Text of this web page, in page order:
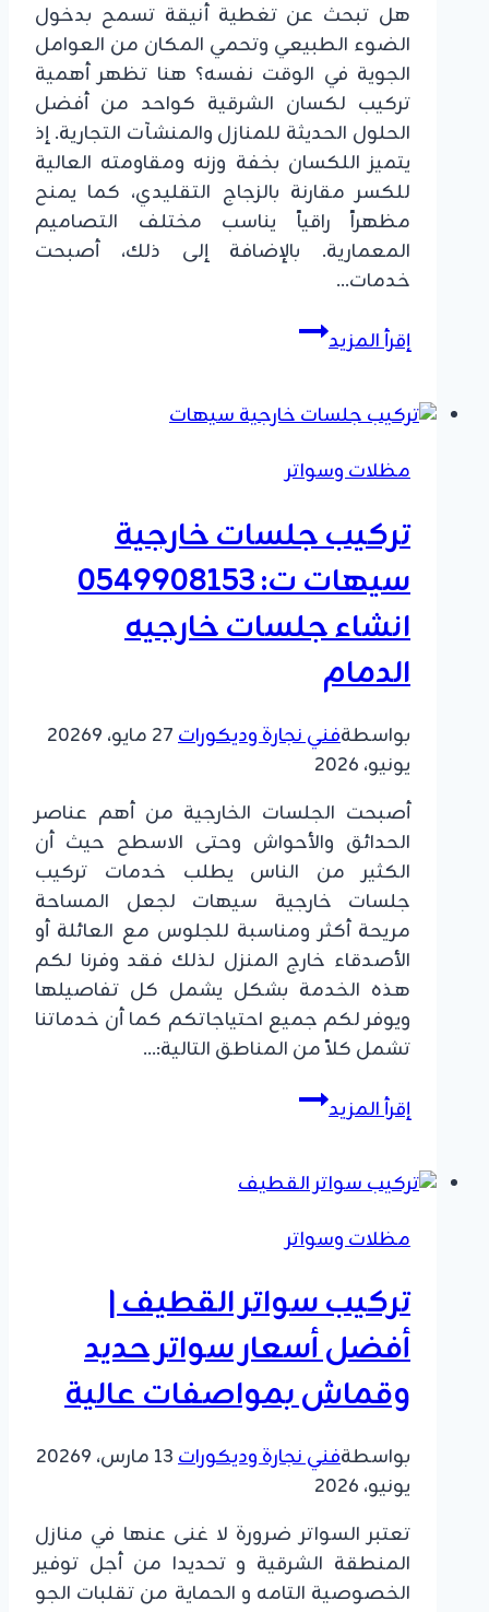
هل تبحث عن تغطية أنيقة تسمح بدخول
الضوء الطبيعي وتحمي المكان من العوامل
الجوية في الوقت نفسه؟ هنا تظهر أهمية
تركيب لكسان الشرقية كواحد من أفضل
الحلول الحديثة للمنازل والمنشآت التجارية. إذ
يتميز اللكسان بخفة وزنه ومقاومته العالية
للكسر مقارنة بالزجاج التقليدي، كما يمنح
مظهراً راقياً يناسب مختلف التصاميم
المعمارية. بالإضافة إلى ذلك، أصبحت
خدمات…
إقرأ المزيدتركيب
لكسان
ت:
–
مناور
بلكسان
عازل
سيهات
مظلات وسواتر
تركيب جلسات خارجية
سيهات ت: 0549908153
انشاء جلسات خارجيه
الدمام
بواسطةفني نجارة وديكورات27 مايو، 2026
9
يونيو، 2026
أصبحت الجلسات الخارجية من أهم عناصر
الحدائق والأحواش وحتى الاسطح حيث أن
الكثير من الناس يطلب خدمات تركيب
جلسات خارجية سيهات لجعل المساحة
مريحة أكثر ومناسبة للجلوس مع العائلة أو
الأصدقاء خارج المنزل لذلك فقد وفرنا لكم
هذه الخدمة بشكل يشمل كل تفاصيلها
ويوفر لكم جميع احتياجاتكم كما أن خدماتنا
تشمل كلاً من المناطق التالية:…
إقرأ المزيدتركيب
جلسات
سيهات
0549908153
جلسات
خارجيه
الدمام
مظلات وسواتر
​تركيب سواتر القطيف |
أفضل أسعار سواتر حديد
وقماش بمواصفات عالية
بواسطةفني نجارة وديكورات13 مارس، 2026
9
يونيو، 2026
تعتبر السواتر ضرورة لا غنى عنها في منازل
المنطقة الشرقية و تحديدا من أجل توفير
الخصوصية التامه و الحماية من تقلبات الجو